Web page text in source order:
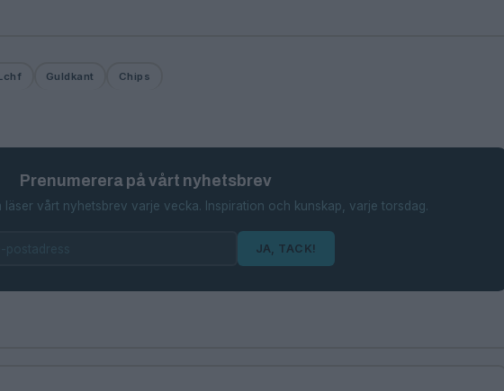
Guldkant Chips
Prenumerera på vårt nyhetsbrev
läser vårt nyhetsbrev varje vecka. Inspiration och kunskap, varje torsdag.
JA, TACK!